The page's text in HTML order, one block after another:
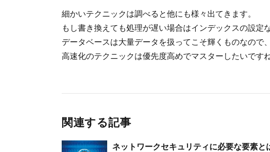
細かいテクニックは調べると他にも様々出てきます。
もし書き換えても処理が遅い場合はインデックスの設定
データベースは大量データを扱ってこそ輝くものなので、
高速化のテクニックは優先度高めでマスターしたいですね
関連する記事
ネットワークセキュリティに必要な要素と